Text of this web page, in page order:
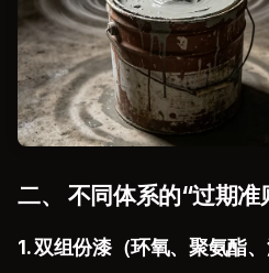
二、 不同体系的“过期准
1. 双组份漆（环氧、聚氨酯、